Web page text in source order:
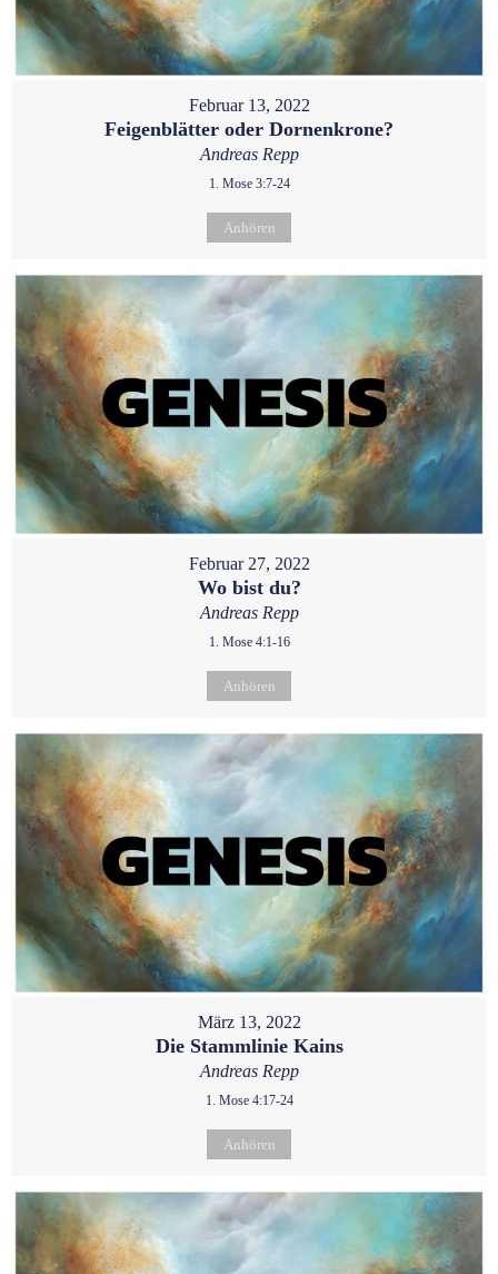
Februar 13, 2022
Feigenblätter oder Dornenkrone?
Andreas Repp
1. Mose 3:7-24
Anhören
Februar 27, 2022
Wo bist du?
Andreas Repp
1. Mose 4:1-16
Anhören
März 13, 2022
Die Stammlinie Kains
Andreas Repp
1. Mose 4:17-24
Anhören